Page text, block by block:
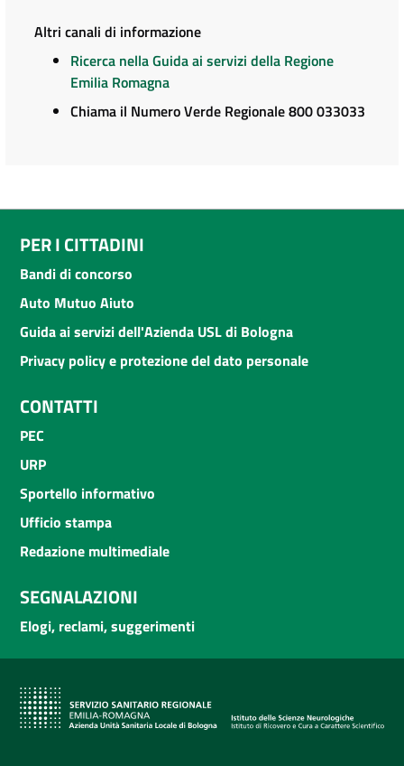
Altri canali di informazione
Ricerca nella Guida ai servizi della Regione
Emilia Romagna
Chiama il Numero Verde Regionale 800 033033
PER I CITTADINI
Bandi di concorso
Auto Mutuo Aiuto
Guida ai servizi dell'Azienda USL di Bologna
Privacy policy e protezione del dato personale
CONTATTI
PEC
URP
Sportello informativo
Ufficio stampa
Redazione multimediale
SEGNALAZIONI
Elogi, reclami, suggerimenti